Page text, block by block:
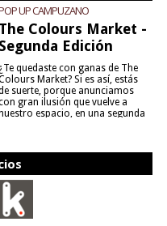
UP CAMPUZANO
The Colours Market -
Segunda Edición
¿Te quedaste con ganas de The
Market? Si es así, estás
suerte, porque anunciamos
gran ilusión que vuelve a
espacio, en una segunda